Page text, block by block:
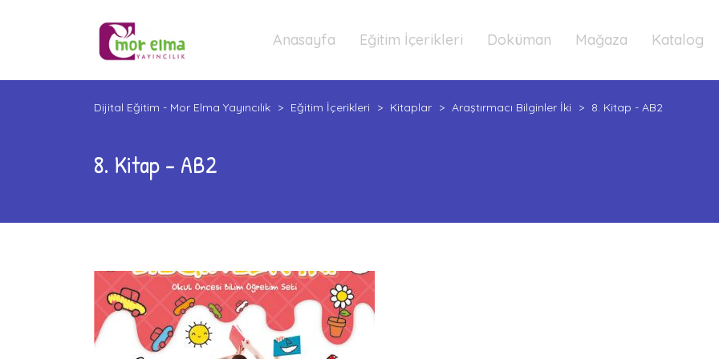
Anasayfa Eğitim İçerikleri Doküman Mağaza Katalog
Dijital Eğitim - Mor Elma Yayıncılık > Eğitim İçerikleri > Kitaplar > Araştırmacı Bilginler İki > 8. Kitap - AB2
8. Kitap - AB2